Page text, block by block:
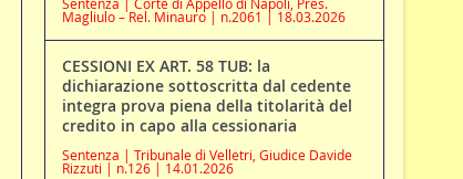
Sentenza | Corte di Appello di Napoli, Pres.
Magliulo – Rel. Minauro | n.2061 | 18.03.2026
CESSIONI EX ART. 58 TUB: la
dichiarazione sottoscritta dal cedente
integra prova piena della titolarità del
credito in capo alla cessionaria
Sentenza | Tribunale di Velletri, Giudice Davide
Rizzuti | n.126 | 14.01.2026